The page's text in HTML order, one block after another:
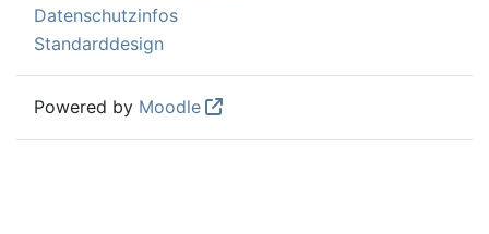
Datenschutzinfos
Standarddesign
Powered by Moodle